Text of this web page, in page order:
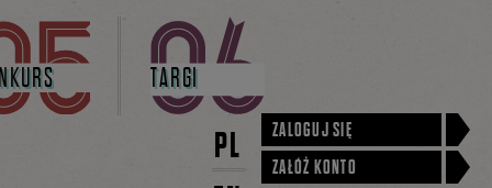
TARGI
PL
ZALOGUJ SIĘ
ZAŁÓŻ KONTO